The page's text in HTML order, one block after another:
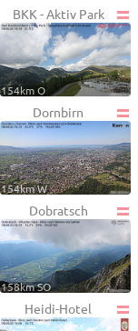
BKK - Aktiv Park
154km O
Dornbirn
154km W
Dobratsch
158km SO
Heidi-Hotel